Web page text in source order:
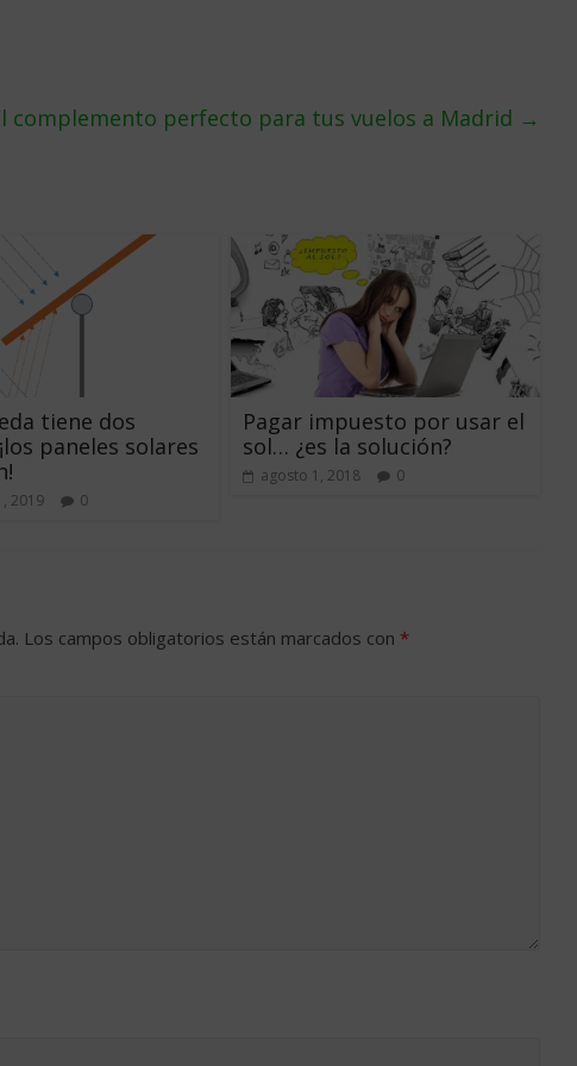
complemento perfecto para tus vuelos a Madrid →
tiene dos
paneles solares
2019 0
Pagar impuesto por usar el
sol… ¿es la solución?
agosto 1, 2018 0
Los campos obligatorios están marcados con *